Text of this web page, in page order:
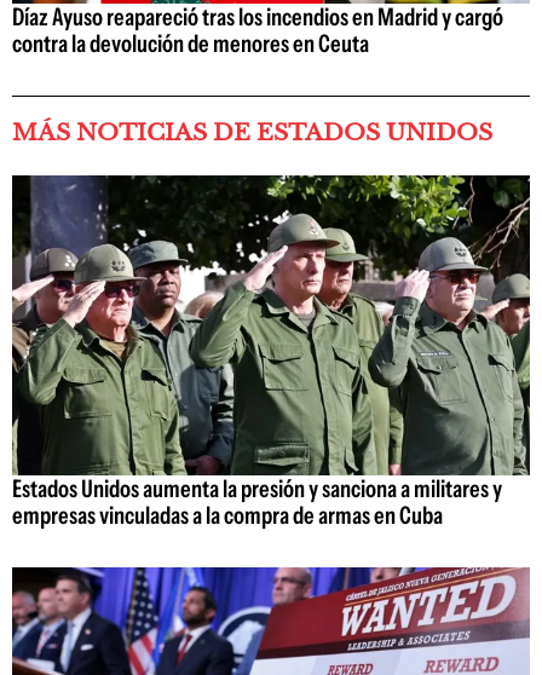
Díaz Ayuso reapareció tras los incendios en Madrid y cargó
contra la devolución de menores en Ceuta
MÁS NOTICIAS DE ESTADOS UNIDOS
Estados Unidos aumenta la presión y sanciona a militares y
empresas vinculadas a la compra de armas en Cuba